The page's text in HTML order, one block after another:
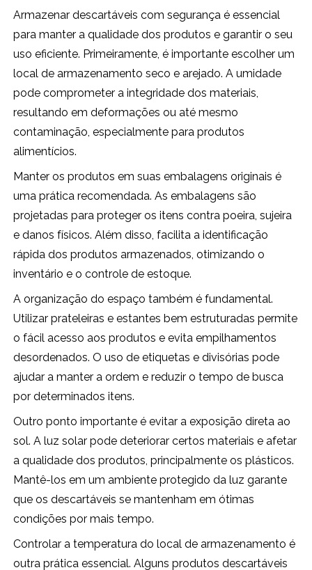
Armazenar descartáveis com segurança é essencial
para manter a qualidade dos produtos e garantir o seu
uso eficiente. Primeiramente, é importante escolher um
local de armazenamento seco e arejado. A umidade
pode comprometer a integridade dos materiais,
resultando em deformações ou até mesmo
contaminação, especialmente para produtos
alimentícios.
Manter os produtos em suas embalagens originais é
uma prática recomendada. As embalagens são
projetadas para proteger os itens contra poeira, sujeira
e danos físicos. Além disso, facilita a identificação
rápida dos produtos armazenados, otimizando o
inventário e o controle de estoque.
A organização do espaço também é fundamental.
Utilizar prateleiras e estantes bem estruturadas permite
o fácil acesso aos produtos e evita empilhamentos
desordenados. O uso de etiquetas e divisórias pode
ajudar a manter a ordem e reduzir o tempo de busca
por determinados itens.
Outro ponto importante é evitar a exposição direta ao
sol. A luz solar pode deteriorar certos materiais e afetar
a qualidade dos produtos, principalmente os plásticos.
Mantê-los em um ambiente protegido da luz garante
que os descartáveis se mantenham em ótimas
condições por mais tempo.
Controlar a temperatura do local de armazenamento é
outra prática essencial. Alguns produtos descartáveis